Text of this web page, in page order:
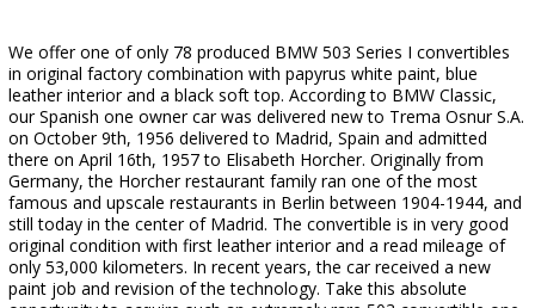
We offer one of only 78 produced BMW 503 Series I convertibles
in original factory combination with papyrus white paint, blue
leather interior and a black soft top. According to BMW Classic,
our Spanish one owner car was delivered new to Trema Osnur S.A.
on October 9th, 1956 delivered to Madrid, Spain and admitted
there on April 16th, 1957 to Elisabeth Horcher. Originally from
Germany, the Horcher restaurant family ran one of the most
famous and upscale restaurants in Berlin between 1904-1944, and
still today in the center of Madrid. The convertible is in very good
original condition with first leather interior and a read mileage of
only 53,000 kilometers. In recent years, the car received a new
paint job and revision of the technology. Take this absolute